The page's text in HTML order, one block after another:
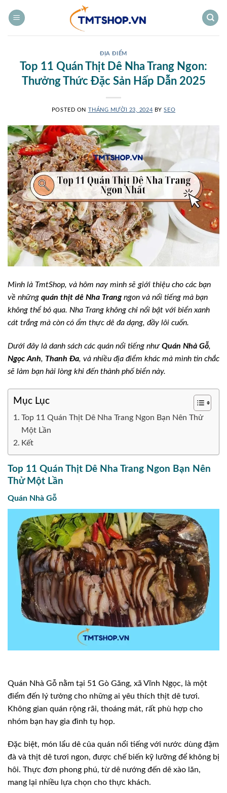
qua
ĐỊA ĐIỂM
Top 11 Quán Thịt Dê Nha Trang Ngon:
Thưởng Thức Đặc Sản Hấp Dẫn 2025
POSTED ON THÁNG MƯỜI 23, 2024 BYSEO
Mình là TmtShop, và hôm nay mình sẽ giới thiệu cho các bạn
về những quán thịt dê Nha Trangngon và nổi tiếng mà bạn
không thể bỏ qua. Nha Trang không chỉ nổi bật với biển xanh
cát trắng mà còn có ẩm thực dê đa dạng, đầy lôi cuốn.
Dưới đây là danh sách các quán nổi tiếng nhưQuán Nhà Gỗ,
Ngọc Anh, Thanh Đa, và nhiều địa điểm khác mà mình tin chắc
sẽ làm bạn hài lòng khi đến thành phố biển này.
Mục Lục
Top 11 Quán Thịt Dê Nha Trang Ngon Bạn Nên Thử
Một Lần
Kết
Top 11 Quán Thịt Dê Nha Trang Ngon Bạn Nên
Thử Một Lần
Quán Nhà Gỗ
Quán Nhà Gỗ nằm tại 51 Gò Găng, xã Vĩnh Ngọc, là một
điểm đến lý tưởng cho những ai yêu thích thịt dê tươi.
Không gian quán rộng rãi, thoáng mát, rất phù hợp cho
nhóm bạn hay gia đình tụ họp.
Đặc biệt, món lẩu dê của quán nổi tiếng với nước dùng đậm
đà và thịt dê tươi ngon, được chế biến kỹ lưỡng để không bị
hôi. Thực đơn phong phú, từ dê nướng đến dê xào lăn,
mang lại nhiều lựa chọn cho thực khách.